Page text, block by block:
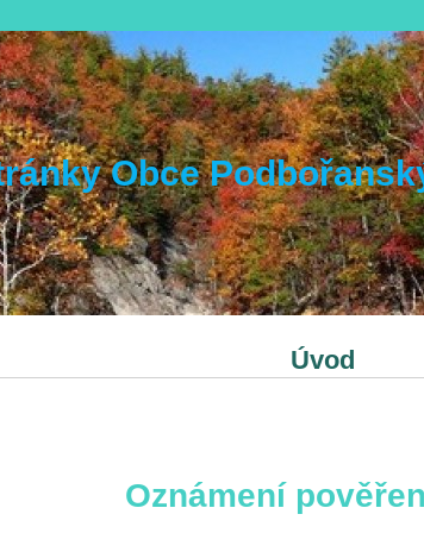
Obce
Úvod
Oznámení